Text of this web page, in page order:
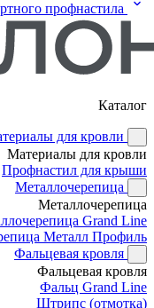
профнастила
Каталог
для кровли
Материалы для кровли
Профнастил для крыши
Металлочерепица
Металлочерепица
Grand Line
Металл Профиль
Фальцевая кровля
Фальцевая кровля
Фальц Grand Line
Штрипс (отмотка)